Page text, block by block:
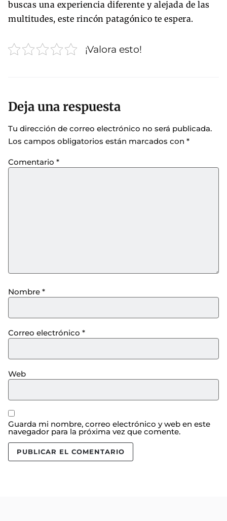
buscas una experiencia diferente y alejada de las
multitudes, este rincón patagónico te espera.
¡Valora esto!
Deja una respuesta
Tu dirección de correo electrónico no será publicada.
Los campos obligatorios están marcados con *
Comentario *
Nombre *
Correo electrónico *
Web
Guarda mi nombre, correo electrónico y web en este
navegador para la próxima vez que comente.